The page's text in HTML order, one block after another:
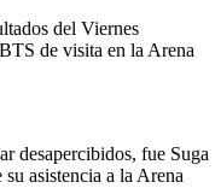
del Viernes
de visita en la Arena
desapercibidos, fue Suga
asistencia a la Arena